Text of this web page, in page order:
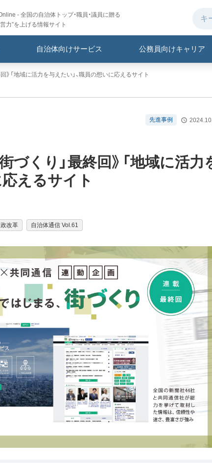
- 全国の自治体トップ・職員・議員に贈る
力”を上げる情報サイト
自治体向けサービス 公務員向けキャリア
》「地域に活力を与えたい」、職員の想いに応えるサイト
先進事例
づくり」最終回》「地域に活力
応えるサイト
改革 自治体通信 Vol.61